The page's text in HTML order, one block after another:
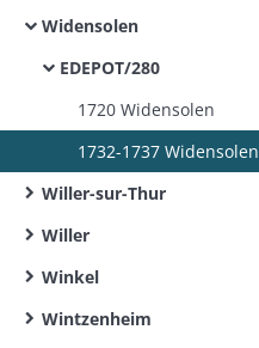
Widensolen
EDEPOT/280
1720 Widensolen
1732-1737 Widensolen
Willer-sur-Thur
Willer
Winkel
Wintzenheim